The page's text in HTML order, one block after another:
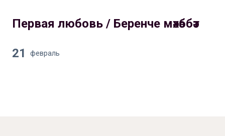
Первая любовь / Беренче мәхәббәт
21 февраль